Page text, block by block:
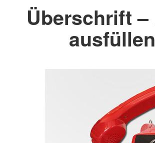
Überschrift
ausfüllen